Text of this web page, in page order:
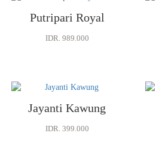
Putripari Royal
IDR. 989.000
Jayanti Kawung
IDR. 399.000